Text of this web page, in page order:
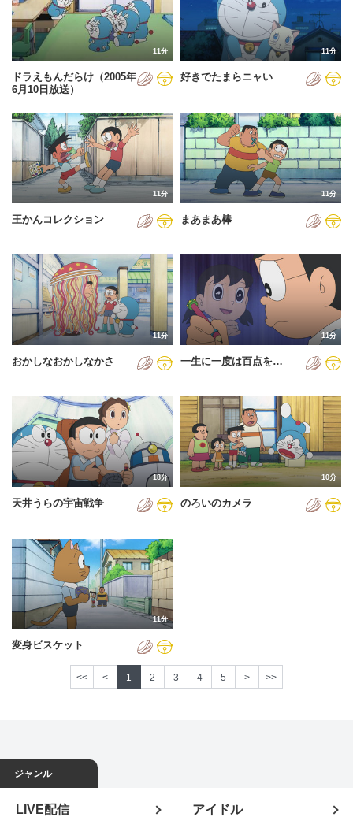
11分
ドラえもんだらけ（2005年
6月10日放送）
11分
好きでたまらニャい
11分
王かんコレクション
11分
まあまあ棒
11分
おかしなおかしなかさ
11分
一生に一度は百点を…
18分
天井うらの宇宙戦争
10分
のろいのカメラ
11分
変身ビスケット
<< < 1 2 3 4 5 > >>
ジャンル
LIVE配信 アイドル